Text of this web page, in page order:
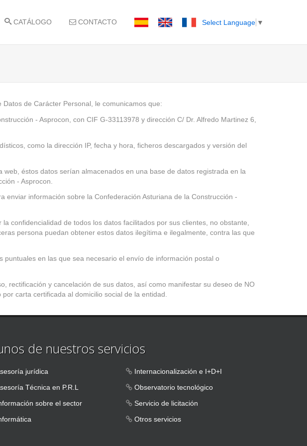
CATÁLOGO CONTACTO Select Language ▼
de Carácter Personal, le comunicamos que:
- Asprocon, con CIF G-33113978 y dirección C/ Dr. Alfredo Martinez 6,
como la dirección IP, fecha y hora, ficheros descargados y versión del
éstos datos serían almacenados en una base de datos registrada en la
- Asprocon.
información sobre la Confederación Asturiana de la Construcción -
confidencialidad de todos los datos facilitados por sus clientes, no obstante,
persona puedan obtener estos datos ilegítima e ilegalmente, contra las que
en las que sea necesario el envío de información postal o
rectificación y cancelación de sus datos, así como manifestar su deseo de NO
carta certificada al domicilio social de la entidad.
de nuestros servicios
jurídica
Técnica en P.R.L
sobre el sector
Internacionalización e I+D+I
Observatorio tecnológico
Servicio de licitación
Otros servicios